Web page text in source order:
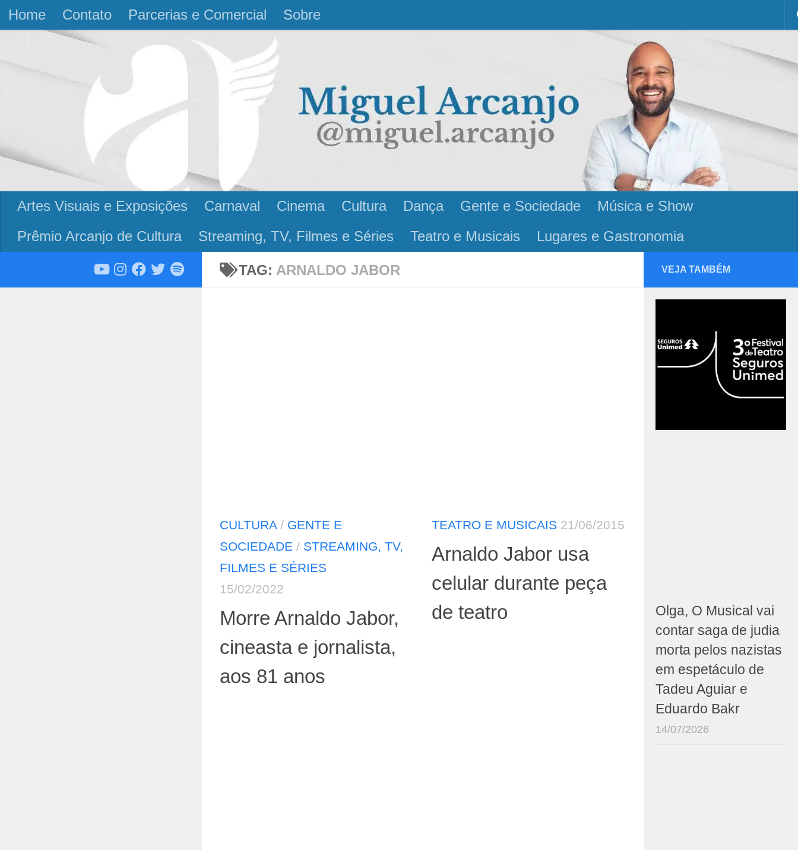
Skip to content
Home Contato Parcerias e Comercial Sobre
Artes Visuais e Exposições Carnaval Cinema Cultura Dança Gente e Sociedade
Música e Show
Prêmio Arcanjo de Cultura
Streaming, TV, Filmes e Séries Teatro e Musicais Lugares e Gastronomia
TAG: ARNALDO JABOR
CULTURA/ GENTE E
SOCIEDADE / STREAMING, TV,
FILMES E SÉRIES
15/02/2022
Morre Arnaldo Jabor,
cineasta e jornalista,
aos 81 anos
TEATRO E MUSICAIS 21/06/2015
Arnaldo Jabor usa
celular durante peça
de teatro
VEJA TAMBÉM
Olga, O Musical vai
contar saga de judia
morta pelos nazistas
em espetáculo de
Tadeu Aguiar e
Eduardo Bakr
14/07/2026